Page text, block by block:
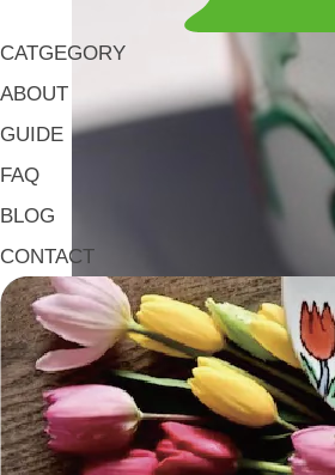
CATGEGORY
ABOUT
GUIDE
FAQ
BLOG
CONTACT